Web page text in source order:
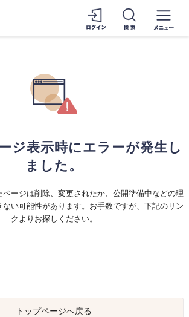
ジ表示時にエラーが発生し
ました。
ージは削除、変更されたか、公開準備中などの理
い可能性があります。お手数ですが、下記のリン
クよりお探しください。
トップページへ戻る